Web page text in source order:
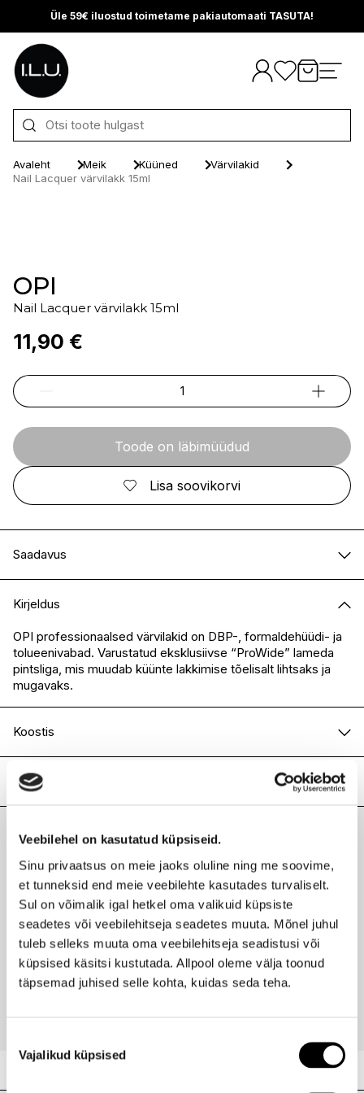
Veebilehel on kasutatud küpsiseid.
Sinu privaatsus on meie jaoks oluline ning me soovime,
et tunneksid end meie veebilehte kasutades turvaliselt.
Sul on võimalik igal hetkel oma valikuid küpsiste
seadetes või veebilehitseja seadetes muuta. Mõnel juhul
tuleb selleks muuta oma veebilehitseja seadistusi või
küpsised käsitsi kustutada. Allpool oleme välja toonud
täpsemad juhised selle kohta, kuidas seda teha.
valik
Vajalikud küpsised
Üle 59€ iluostud toimetame pakiautomaati TASUTA!
Otse sisu juurde
Avaleht Meik Küüned
Värvilakid
Nail Lacquer värvilakk 15ml
OPI
Nail Lacquer värvilakk 15ml
11,90 €
Toode on läbimüüdud
Lisa soovikorvi
Saadavus
I.L.U. Kristiine
I.L.U. Ülemiste
Ei ole saadaval
I.L.U. Rocca
Ei ole saadaval
I.L.U. Lõunakeskus
Ei ole saadaval
Kirjeldus
OPI professionaalsed värvilakid on DBP-, formaldehüüdi- ja
tolueenivabad. Varustatud eksklusiivse “ProWide” lameda
pintsliga, mis muudab küünte lakkimise tõelisalt lihtsaks ja
mugavaks.
Koostis
Tosylamide/Epoxy Resin, Acetyl Tributyl Citrate, Isopropyl
Alcohol, Mica, Stearalkonium Bentonite, Styrene/Acrylates
(CI 77510), Black 2 [nano] (CI 77266).
Lisainfo
Laokood
H0187319
Ribakood
4064665004908
Viimati vaadatud tooted
OPI
Nail Lacquer värvilakk 15ml
11,90 €